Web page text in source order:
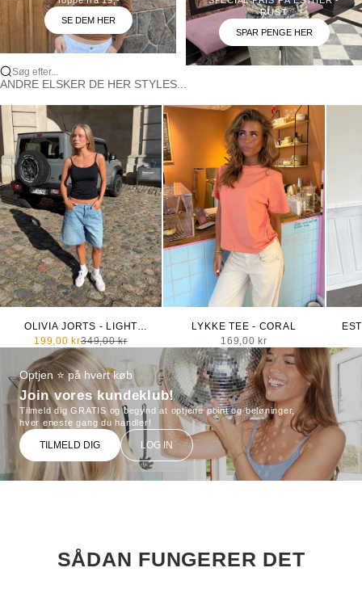
SE DEM HER
RUST
SPAR PENGE HER
Søg efter...
ANDRE ELSKER DE HER STYLES...
OLIVIA JORTS - LIGHT
BLUE
Salgspris
199,00 krNormalpris
349,00 kr
LYKKE TEE - CORAL
Salgspris
169,00 kr
Optjen ⭐ på hvert køb
Join vores kundeklub!
Tilmeld dig GRATIS og begynd at optjene point og beløninger,
hver eneste gang du handler!
TILMELD DIG LOG IN
SÅDAN FUNGERER DET